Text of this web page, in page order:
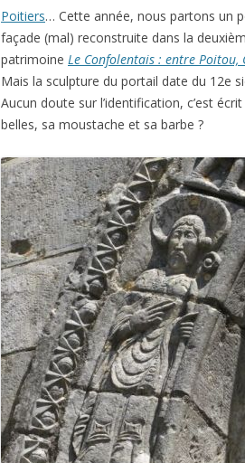
Poitiers… Cette année, nous partons un
façade (mal) reconstruite dans la
patrimoine Le Confolentais : entre Poitou,
Mais la sculpture du portail date du 12e
Aucun doute sur l’identification, c’est
belles, sa moustache et sa barbe ?